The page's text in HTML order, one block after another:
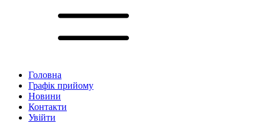
Головна
Графік прийому
Новини
Контакти
Увійти